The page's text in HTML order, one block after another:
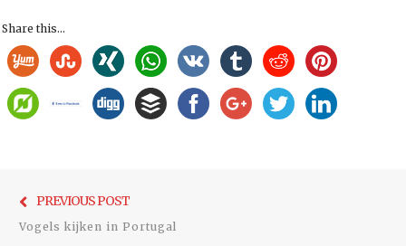
Share this...
navigatie
PREVIOUS POST
Vogels kijken in Portugal